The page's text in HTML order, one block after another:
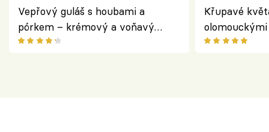
Vepřový guláš s houbami a
pórkem – krémový a voňavý
pokrm z jednoho hrnce
Křupavé
bezlepkový